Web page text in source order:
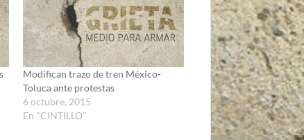
Modifican trazo de tren México-
Toluca ante protestas
6 octubre, 2015
En "CINTILLO"